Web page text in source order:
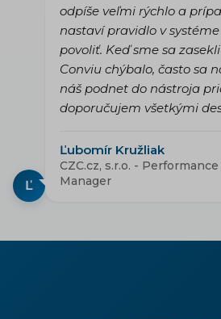
Ľ
odpíše veľmi rýchlo a
nastaví pravidlo v
povoliť. Keď sme sa
Conviu chýbalo, často sa
náš podnet do nástroja
doporučujem všetkými
Ľubomír Kružliak
CZC.cz, s.r.o. -
Manager